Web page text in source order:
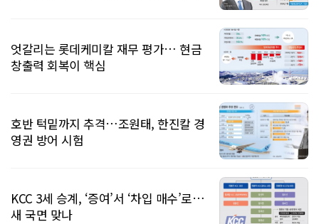
엇갈리는 롯데케미칼 재무 평가… 현금
창출력 회복이 핵심
호반 턱밑까지 추격…조원태, 한진칼 경
영권 방어 시험
KCC 3세 승계, ‘증여’서 ‘차입 매수’로…
새 국면 맞나